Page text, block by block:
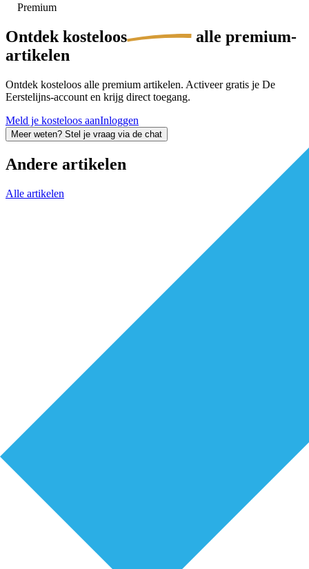
Premium
Ontdek kosteloos
alle premium-
artikelen
Ontdek kosteloos alle premium artikelen. Activeer gratis je De
Eerstelijns-account en krijg direct toegang.
Meld je kosteloos aanInloggen
Meer weten? Stel je vraag via de chat
Andere artikelen
Alle artikelen